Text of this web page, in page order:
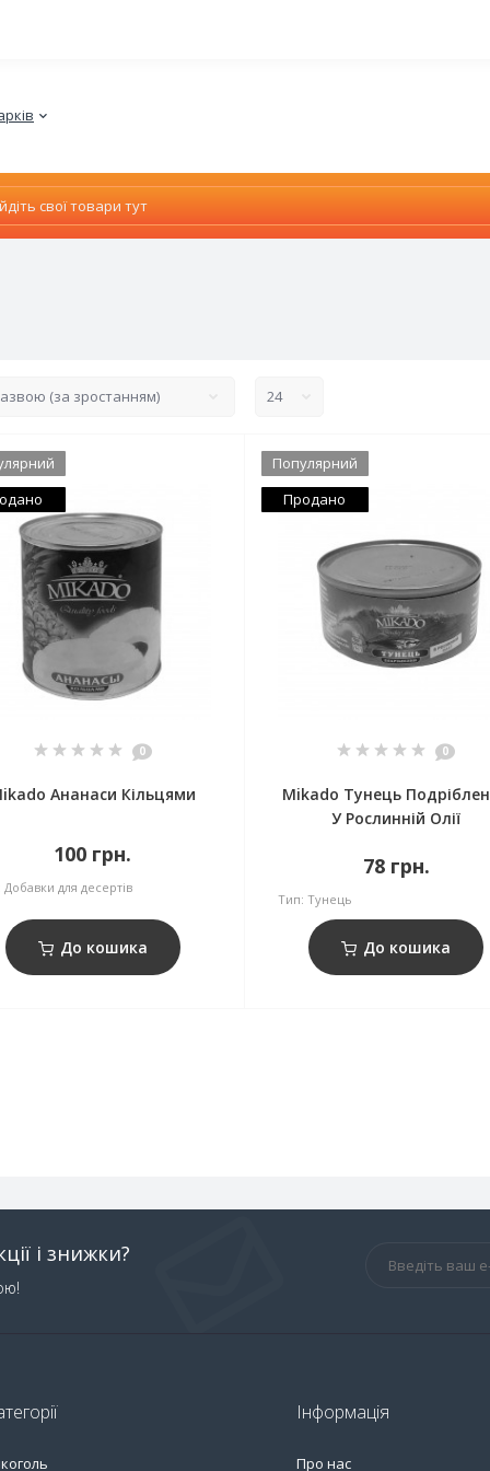
0
Ананаси Кільцями
100 грн.
Добавки для десертів
До кошика
Популярний
Продано
0
Mikado Тунець
У Рослинній Олії
78 грн.
Тип: Тунець
До кошика
і знижки?
Інформація
Про нас